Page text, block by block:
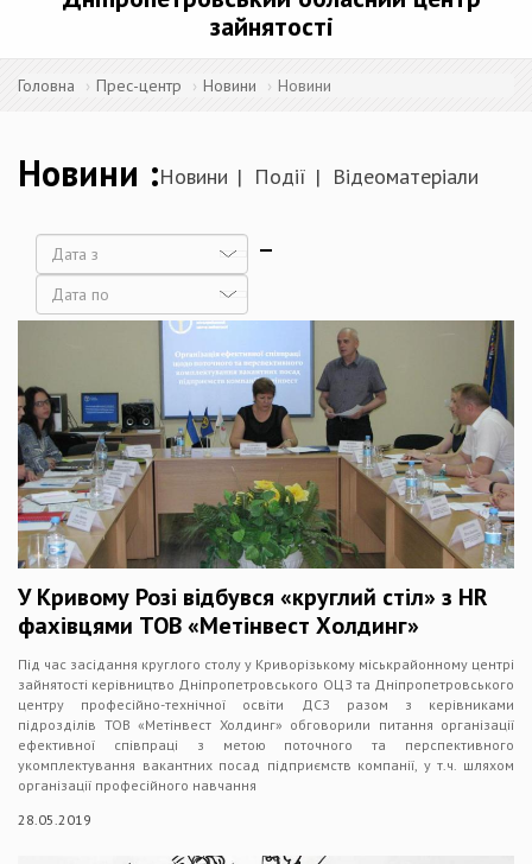
зайнятості
Головна Прес-центр Новини Новини
Новини Новини Події Відеоматеріали
Дата
Дата
У Кривому Розі відбувся «круглий стіл» з HR
фахівцями ТОВ «Метінвест Холдинг»
Під час засідання круглого столу у Криворізькому міськрайонному центрі
зайнятості керівництво Дніпропетровського ОЦЗ та Дніпропетровського
центру професійно-технічної освіти ДСЗ разом з керівниками
підрозділів ТОВ «Метінвест Холдинг» обговорили питання організації
ефективної співпраці з метою поточного та перспективного
укомплектування вакантних посад підприємств компанії, у т.ч. шляхом
організації професійного навчання
28.05.2019